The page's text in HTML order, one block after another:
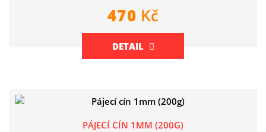
470 Kč
DETAIL
PÁJECÍ CÍN 1MM (200G)